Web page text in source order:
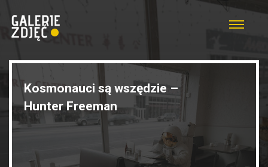
Kosmonauci są wszędzie –
Hunter Freeman